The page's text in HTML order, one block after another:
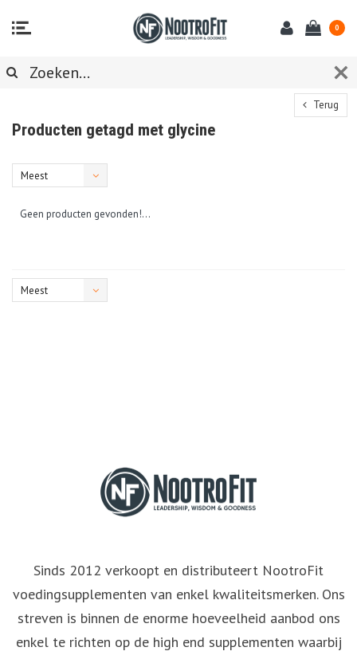
0
Terug
Producten getagd met glycine
Meest
Geen producten gevonden!...
Meest
Sinds 2012 verkoopt en distributeert NootroFit
voedingsupplementen van enkel kwaliteitsmerken. Ons
streven is binnen de enorme hoeveelheid aanbod ons
enkel te richten op de high end supplementen waarbij